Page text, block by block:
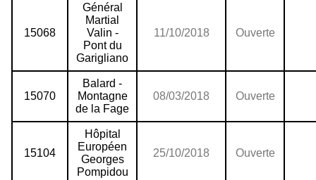
15068
Général
Martial
Valin -
Pont du
Garigliano
11/10/2018 Ouverte
15070
Balard -
Montagne
de la Fage
08/03/2018 Ouverte
15104
Hôpital
Européen
Georges
Pompidou
25/10/2018 Ouverte